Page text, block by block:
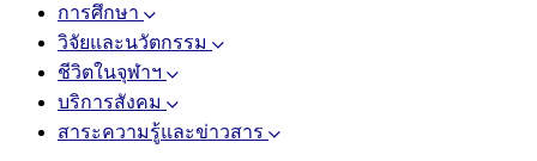
การศึกษา
วิจัยและนวัตกรรม
ชีวิตในจุฬาฯ
บริการสังคม
สาระความรู้และข่าวสาร